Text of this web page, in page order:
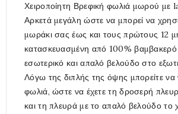
Χειροποίητη Βρεφική φωλιά μωρού με
Αρκετά μεγάλη ώστε να μπορεί να
μωράκι σας έως και τους πρώτους 12
κατασκευασμένη από 100%
εσωτερικό και απαλό βελούδο στο
Λόγω της διπλής της όψης μπορείτε να
φωλιά, ώστε να έχετε τη δροσερή
και τη πλευρά με το απαλό βελούδο το